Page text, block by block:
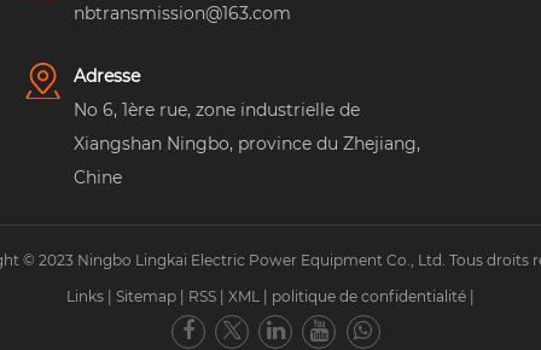
nbtransmission@163.com
Adresse
No 6, 1ère rue, zone industrielle de
Xiangshan Ningbo, province du Zhejiang,
Chine
© 2023 Ningbo Lingkai Electric Power Equipment Co., Ltd. Tous droits
Links | Sitemap | RSS | XML | politique de confidentialité |